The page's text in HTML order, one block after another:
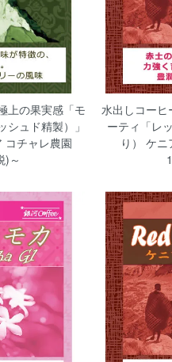
上の果実感「モ
ュド精製）」
コチャレ農園
)～
水出しコー
ーティ「レ
り） ケ